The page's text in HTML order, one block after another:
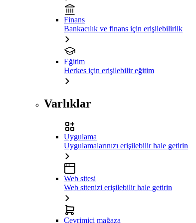
Finans
Bankacılık ve finans için erişilebilirlik
Eğitim
Herkes için erişilebilir eğitim
Varlıklar
Uygulama
Uygulamalarınızı erişilebilir hale getirin
Web sitesi
Web sitenizi erişilebilir hale getirin
Çevrimiçi mağaza